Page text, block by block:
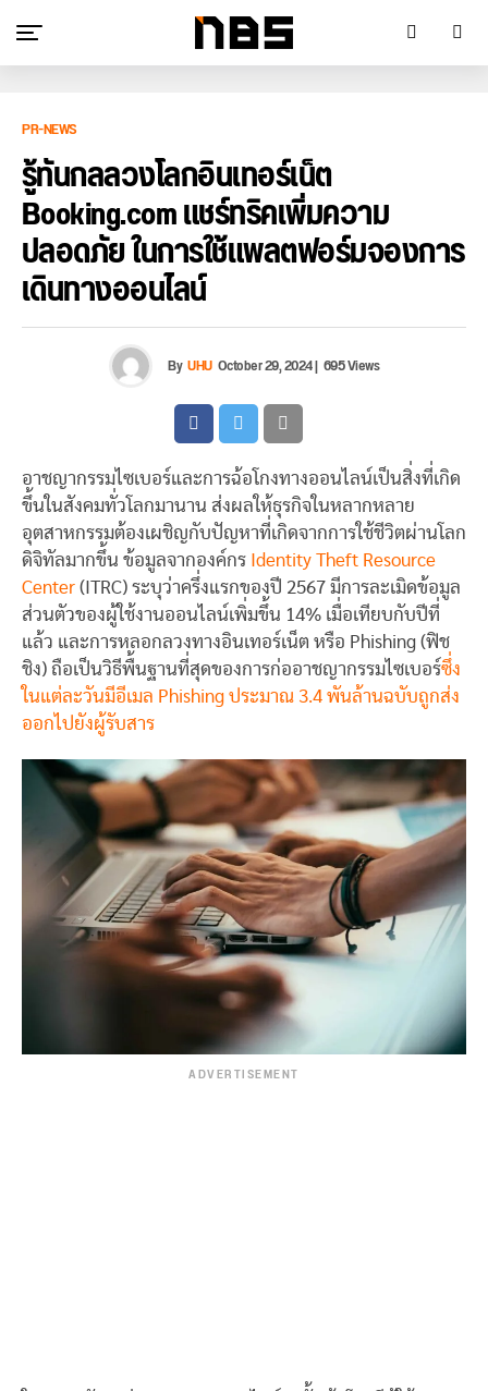
PR-NEWS
รู้ทันกลลวงโลกอินเทอร์เน็ต
Booking.com แชร์ทริคเพิ่มความ
ปลอดภัย ในการใช้แพลตฟอร์มจองการ
เดินทางออนไลน์
ByUHU October 29, 2024| 695 Views
อาชญากรรมไซเบอร์และการฉ้อโกงทางออนไลน์เป็นสิ่งที่เกิด
ขึ้นในสังคมทั่วโลกมานาน ส่งผลให้ธุรกิจในหลากหลาย
อุตสาหกรรมต้องเผชิญกับปัญหาที่เกิดจากการใช้ชีวิตผ่านโลก
ดิจิทัลมากขึ้น ข้อมูลจากองค์กร Identity Theft Resource
Center (ITRC) ระบุว่าครึ่งแรกของปี 2567 มีการละเมิดข้อมูล
ส่วนตัวของผู้ใช้งานออนไลน์เพิ่มขึ้น 14% เมื่อเทียบกับปีที่
แล้ว และการหลอกลวงทางอินเทอร์เน็ต หรือ Phishing (ฟิช
ชิง) ถือเป็นวิธีพื้นฐานที่สุดของการก่ออาชญากรรมไซเบอร์ซึ่ง
ในแต่ละวันมีอีเมล Phishing ประมาณ 3.4 พันล้านฉบับถูกส่ง
ออกไปยังผู้รับสาร
ADVERTISEMENT